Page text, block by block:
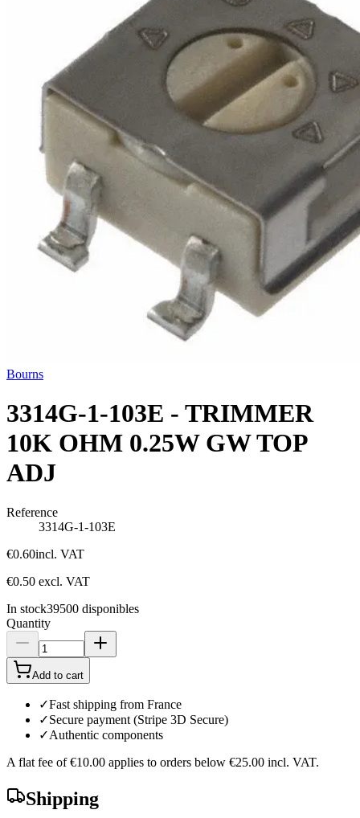
Bourns
3314G-1-103E - TRIMMER
10K OHM 0.25W GW TOP
ADJ
Reference
3314G-1-103E
€0.60incl. VAT
€0.50 excl. VAT
In stock39500 disponibles
Quantity
Add to cart
✓Fast shipping from France
✓Secure payment (Stripe 3D Secure)
✓Authentic components
A flat fee of €10.00 applies to orders below €25.00 incl. VAT.
Shipping